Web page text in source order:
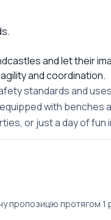
and let their
and coordination.
standards and
equipped with benches
or just a day of fun
пропозицію протягом